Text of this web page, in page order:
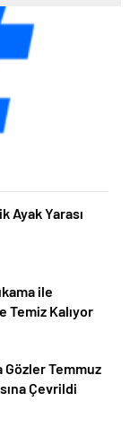
Ayak Yarası
ile
Temiz Kalıyor
Gözler Temmuz
Çevrildi